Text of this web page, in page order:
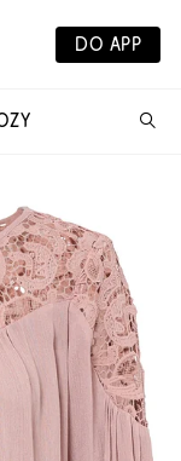
DO APP